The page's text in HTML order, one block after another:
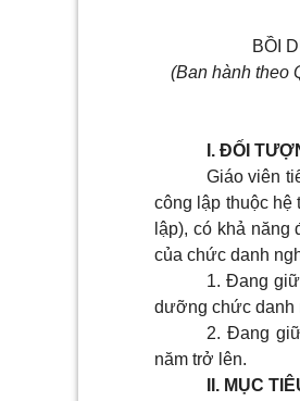
BỒI
(Ban hành theo
I. ĐỐI
Giáo viên
công lập thuộc hệ
lập), có khả
của chức danh
1. Đang
dưỡng chức danh
2. Đang
năm trở lên.
II. MỤC